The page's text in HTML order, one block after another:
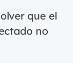
que el
no